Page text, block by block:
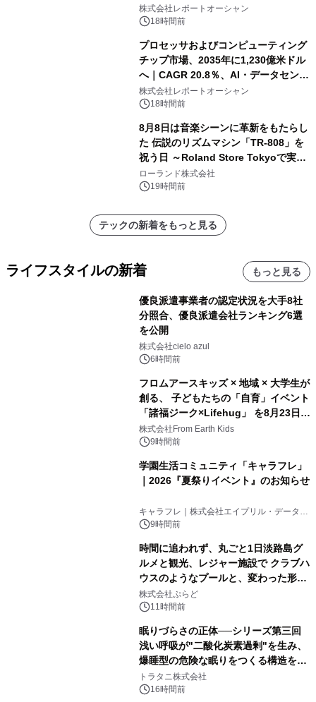
株式会社レポートオーシャン
18時間前
プロセッサおよびコンピューティング
チップ市場、2035年に1,230億米ドル
へ｜CAGR 20.8％、AI・データセンタ
ー需要が成長を牽引
株式会社レポートオーシャン
18時間前
8月8日は音楽シーンに革新をもたらし
た 伝説のリズムマシン「TR-808」を
祝う日 ～Roland Store Tokyoで実機
を展示しての 記念キャンペーンを開
催 英国ラジオ「NTS」の 特別プログ
アーティストを フィーチャーしたアニ
メーションを公開～
ローランド株式会社
19時間前
テックの新着をもっと見る
ライフスタイルの新着 もっと見る
優良派遣事業者の認定状況を大手8社
分照合、優良派遣会社ランキング6選
を公開
株式会社cielo azul
6時間前
フロムアースキッズ × 地域 × 大学生が
創る、 子どもたちの「自育」イベント
「諸福ジーク×Lifehug」 を8月23日
(日)開催
株式会社From Earth Kids
9時間前
学園生活コミュニティ「キャラフレ」
｜2026『夏祭りイベント』のお知らせ
キャラフレ｜株式会社エイプリル・データ・
デザインズ
9時間前
時間に追われず、丸ごと1日淡路島グ
ルメと観光、レジャー施設で クラブハ
ウスのようなプールと、変わった形の
サウナも 「THE BOXY AWAJI」のお
得な素泊まり連泊プランで
株式会社ぷらど
11時間前
眠りづらさの正体──シリーズ第三回
浅い呼吸が"二酸化炭素過剰"を生み、
爆睡型の危険な眠りをつくる構造を解
説
トラタニ株式会社
16時間前